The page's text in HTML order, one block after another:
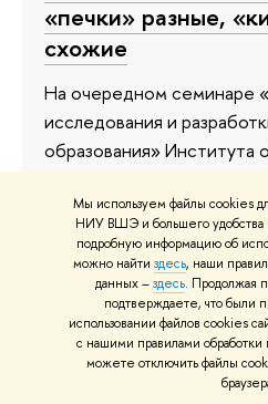
Мы используем файлы cookies
НИУ ВШЭ и большего удобства
подробную информацию об
можно найти здесь, наши
данных –здесь. Продолжая
подтверждаете, что были
использовании файлов cookies
с нашими правилами
можете отключить файлы
«печки» разные,
схожие
На очередном семинаре
исследования и
образования» Института
негосударственных школ
умениями и навыками
выпускники через десять